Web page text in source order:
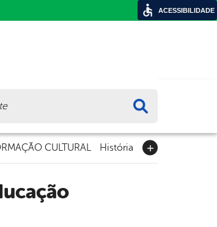
CULTURAL História
ACESSIBILIDADE